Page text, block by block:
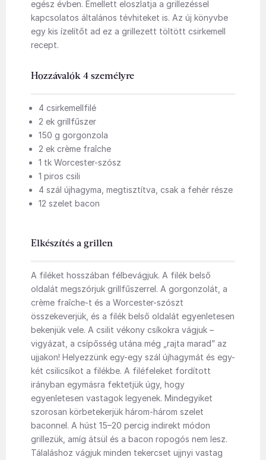
egész évben. Emellett eloszlatja a grillezéssel
kapcsolatos általános tévhiteket is. Az új könyvbe
egy kis ízelítőt ad ez a grillezett töltött csirkemell
recept.
Hozzávalók 4 személyre
4 csirkemellfilé
2 ek grillfűszer
150 g gorgonzola
2 ek crème fraîche
1 tk Worcester-szósz
1 piros csili
4 szál újhagyma, megtisztítva, csak a fehér része
12 szelet bacon
Elkészítés a grillen
A filéket hosszában félbevágjuk. A filék belső
oldalát megszórjuk grillfűszerrel. A gorgonzolát, a
crème fraîche-t és a Worcester-szószt
összekeverjük, és a filék belső oldalát egyenletesen
bekenjük vele. A csilit vékony csíkokra vágjuk –
vigyázat, a csípősség utána még „rajta marad” az
ujjakon! Helyezzünk egy-egy szál újhagymát és egy-
két csilicsíkot a filékbe. A filéfeleket fordított
irányban egymásra fektetjük úgy, hogy
egyenletesen vastagok legyenek. Mindegyiket
szorosan körbetekerjük három-három szelet
baconnel. A húst 15–20 percig indirekt módon
grillezük, amíg átsül és a bacon ropogós nem lesz.
Tálaláshoz vágjuk minden tekercset ujjnyi vastag